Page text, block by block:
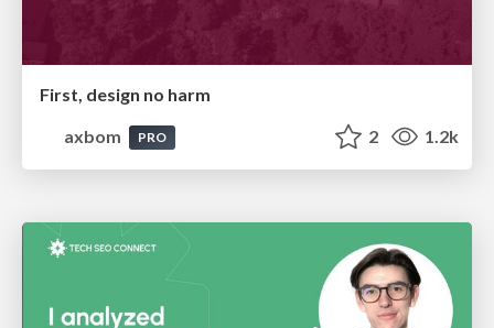
First, design no harm
axbom
PRO 2 1.2k